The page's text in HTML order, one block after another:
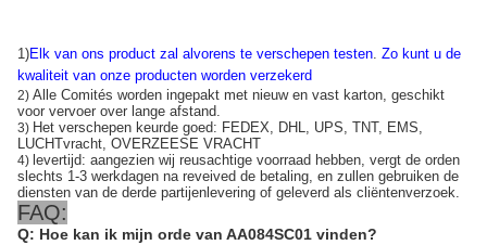
1)Elk van ons product zal alvorens te verschepen testen. Zo kunt u de
kwaliteit van onze producten worden verzekerd
2) Alle Comités worden ingepakt met nieuw en vast karton, geschikt
voor vervoer over lange afstand.
3) Het verschepen keurde goed: FEDEX, DHL, UPS, TNT, EMS,
LUCHTvracht, OVERZEESE VRACHT
4) levertijd: aangezien wij reusachtige voorraad hebben, vergt de orden
slechts 1-3 werkdagen na reveived de betaling, en zullen gebruiken de
diensten van de derde partijenlevering of geleverd als cliëntenverzoek.
FAQ:
Q: Hoe kan ik mijn orde van AA084SC01 vinden?